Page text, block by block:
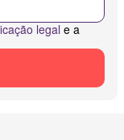
legal e a